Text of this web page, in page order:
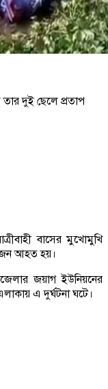
তার দুই ছেলে প্রতাপ
বাসের মুখোমুখি
জন আহত হয়।
জয়াগ ইউনিয়নের
এ দুর্ঘটনা ঘটে।